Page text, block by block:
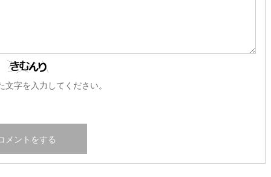
文字を入力してください。